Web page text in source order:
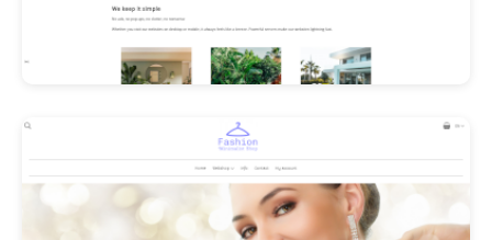
Polishangel Belgium